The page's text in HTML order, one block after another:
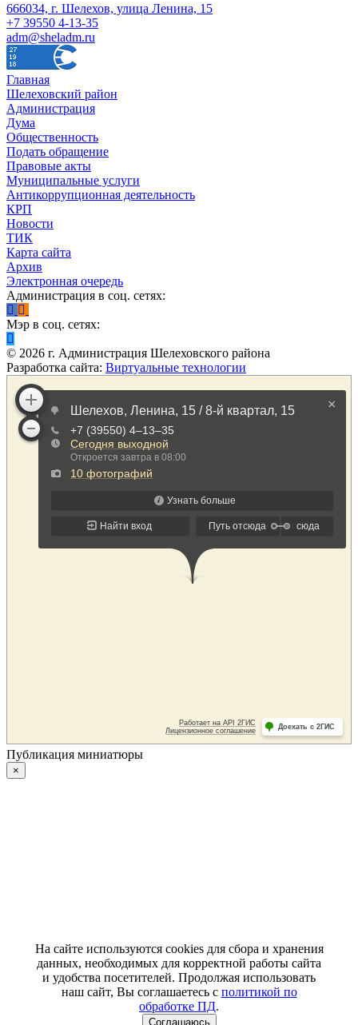
666034, г. Шелехов, улица Ленина, 15
+7 39550 4-13-35
adm@sheladm.ru
Главная
Шелеховский район
Администрация
Дума
Общественность
Подать обращение
Правовые акты
Муниципальные услуги
Антикоррупционная деятельность
КРП
Новости
ТИК
Карта сайта
Архив
Электронная очередь
Администрация в соц. сетях:
Мэр в соц. сетях:
© 2026 г. Администрация Шелеховского района
Разработка сайта: Виртуальные технологии
Публикация миниатюры
×
На сайте используются cookies для сбора и хранения
данных, необходимых для корректной работы сайта
и удобства посетителей. Продолжая использовать
наш сайт, Вы соглашаетесь с политикой по
обработке ПД.
Соглашаюсь